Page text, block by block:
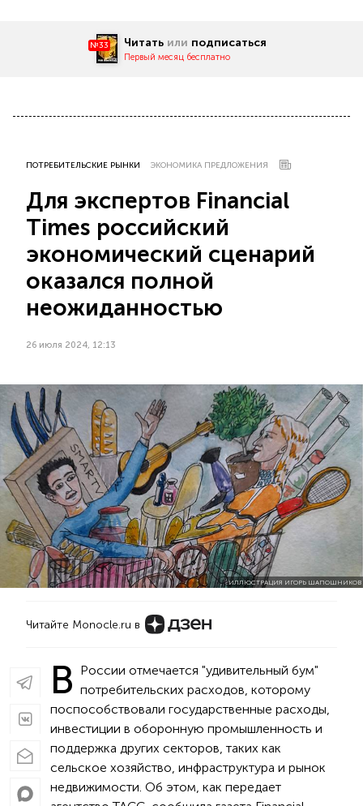
№33 Читать или подписаться
Первый месяц бесплатно
ПОТРЕБИТЕЛЬСКИЕ РЫНКИ ЭКОНОМИКА ПРЕДЛОЖЕНИЯ
Для экспертов Financial
Times российский
экономический сценарий
оказался полной
неожиданностью
26 июля 2024, 12:13
ИЛЛЮСТРАЦИЯ ИГОРЬ ШАПОШНИКОВ
Читайте Monocle.ru в
В России отмечается "удивительный бум"
потребительских расходов, которому
поспособствовали государственные расходы,
инвестиции в оборонную промышленность и
поддержка других секторов, таких как
сельское хозяйство, инфраструктура и рынок
недвижимости. Об этом, как передает